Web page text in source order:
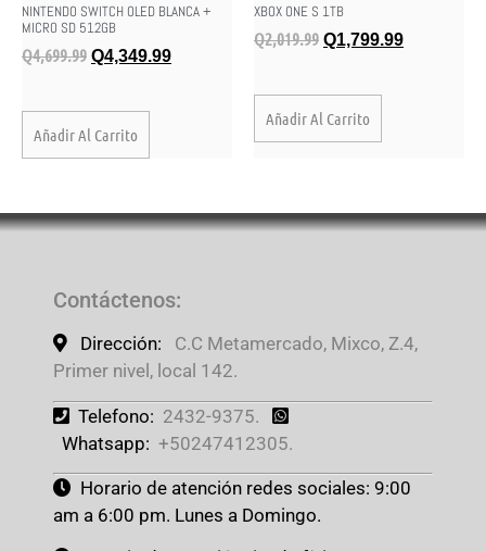
NINTENDO SWITCH OLED BLANCA +
MICRO SD 512GB
Q4,699.99 Q4,349.99
Añadir Al Carrito
XBOX ONE S 1TB
Q2,019.99 Q1,799.99
Añadir Al Carrito
Contáctenos:
Dirección:
C.C Metamercado, Mixco, Z.4,
Primer nivel, local 142.
Telefono: 2432-9375.
Whatsapp: +50247412305.
Horario de atención redes sociales: 9:00
am a 6:00 pm. Lunes a Domingo.